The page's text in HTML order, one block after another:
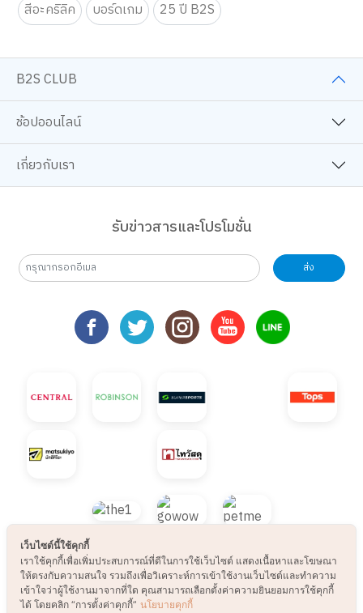
สีอะคริลิค
บอร์ดเกม 25 ปี B2S
B2S CLUB
ช้อปออนไลน์
เกี่ยวกับเรา
รับข่าวสารและโปรโมชั่น
ส่ง
© 2021 B2S CLUB, All rights reserved. Web
Design by1001click.
เว็บไซต์นี้ใช้คุกกี้
เราใช้คุกกี้เพื่อเพิ่มประสบการณ์ที่ดีในการใช้เว็บไซต์ แสดงเนื้อหาและโฆษณา
ให้ตรงกับความสนใจ รวมถึงเพื่อวิเคราะห์การเข้าใช้งานเว็บไซต์และทำความ
เข้าใจว่าผู้ใช้งานมาจากที่ใด คุณสามารถเลือกตั้งค่าความยินยอมการใช้คุกกี้
ได้ โดยคลิก “การตั้งค่าคุกกี้” นโยบายคุกกี้